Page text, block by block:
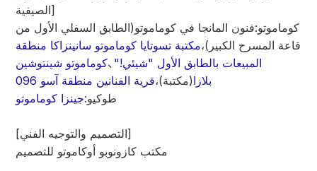
الصيفية]
كوماموتو:فنون المانجا في كوماموتو(الطابق السفلي الأول من
قاعة المسرح الكبير)،مكتبة تسوتايا كوماموتو سانينزاكا منطقة
المبيعات بالطابق الأول "شيئي!" 、كوماموتو شينتوشين
بلازا(مكتبة)،قرية الفنانين منطقة آسو 096
طوكيو:جينزا كوماموتو
[التصميم والتوجيه الفني]
مكتب كازونوبو أوكاموتو للتصميم